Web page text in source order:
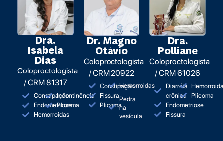
Dra.
Isabela
Dias
Coloproctologista
/ CRM 81317
Constipação
Endometriose
Hemorroidas
Incontinência
Plicoma
Dr. Magno
Otávio
Coloproctologista
/ CRM 20922
Constipação
Fissura
Plicoma
Hemorroidas
Pedra
na
vesícula
Dra.
Polliane
Coloproctologista
/ CRM 61026
Diarréia
crônica
Endometriose
Fissura
Plicoma